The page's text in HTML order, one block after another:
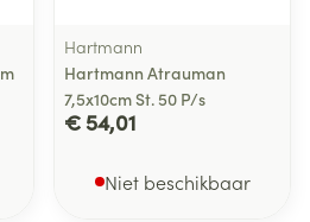
Hartmann
Hartmann Atrauman
7,5x10cm St. 50 P/s
€ 54,01
Niet beschikbaar